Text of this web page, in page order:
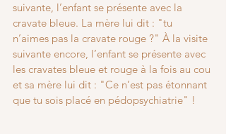
suivante, l’enfant se présente avec la
cravate bleue. La mère lui dit : "tu
n’aimes pas la cravate rouge ?" À la visite
suivante encore, l’enfant se présente avec
les cravates bleue et rouge à la fois au cou
et sa mère lui dit : "Ce n’est pas étonnant
que tu sois placé en pédopsychiatrie" !